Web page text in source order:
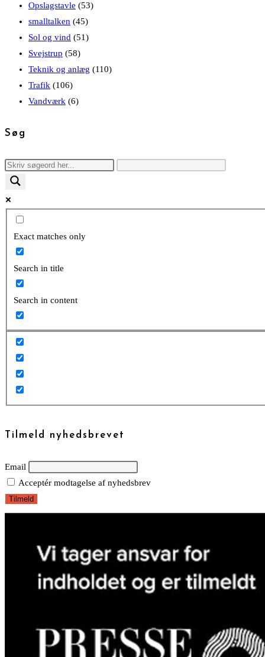
Opslagstavle (53)
smalltalken (45)
Sol og vind (51)
Svejstrup (58)
Teknik og anlæg (110)
Trafik (106)
Vandværk (6)
Søg
Exact matches only
Search in title
Search in content
Tilmeld nyhedsbrevet
Email
Acceptér modtagelse af nyhedsbrev